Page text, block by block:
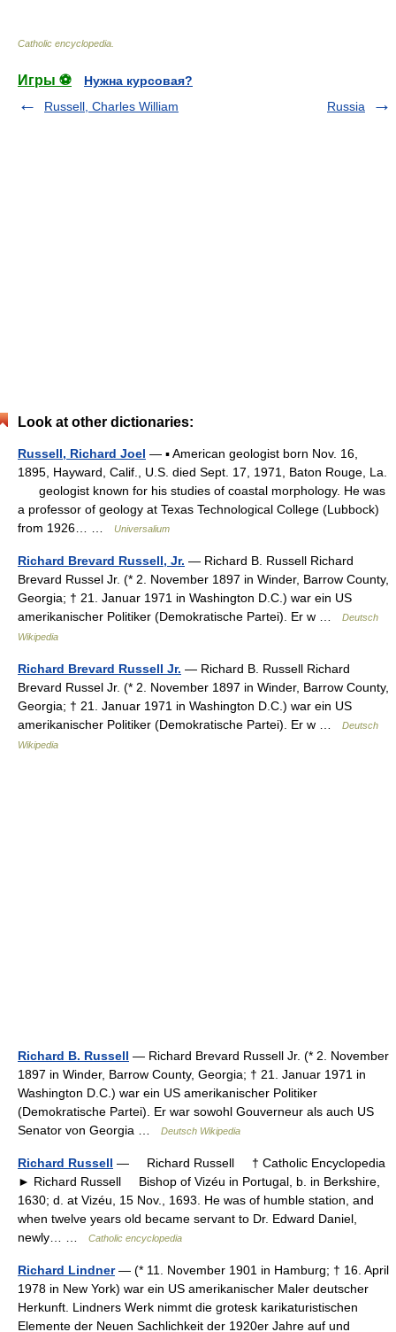
Catholic encyclopedia
Игры ⚽
Нужна курсовая?
Russell, Charles William
Russia
Look at other dictionaries:
Russell, Richard Joel — ▪ American geologist born Nov. 16,
1895, Hayward, Calif., U.S. died Sept. 17, 1971, Baton Rouge, La.
geologist known for his studies of coastal morphology. He was
a professor of geology at Texas Technological College (Lubbock)
from 1926… …
Universalium
Richard Brevard Russell, Jr. — Richard B. Russell Richard
Brevard Russel Jr. (* 2. November 1897 in Winder, Barrow County,
Georgia; † 21. Januar 1971 in Washington D.C.) war ein US
amerikanischer Politiker (Demokratische Partei). Er w …
Deutsch
Wikipedia
Richard Brevard Russell Jr. — Richard B. Russell Richard
Brevard Russel Jr. (* 2. November 1897 in Winder, Barrow County,
Georgia; † 21. Januar 1971 in Washington D.C.) war ein US
amerikanischer Politiker (Demokratische Partei). Er w …
Deutsch
Wikipedia
Richard B. Russell — Richard Brevard Russell Jr. (* 2. November
1897 in Winder, Barrow County, Georgia; † 21. Januar 1971 in
Washington D.C.) war ein US amerikanischer Politiker
(Demokratische Partei). Er war sowohl Gouverneur als auch US
Senator von Georgia …
Deutsch Wikipedia
Richard Russell — Richard Russell † Catholic Encyclopedia
► Richard Russell Bishop of Vizéu in Portugal, b. in Berkshire,
1630; d. at Vizéu, 15 Nov., 1693. He was of humble station, and
when twelve years old became servant to Dr. Edward Daniel,
newly… …
Catholic encyclopedia
Richard Lindner— (* 11. November 1901 in Hamburg; † 16. April
1978 in New York) war ein US amerikanischer Maler deutscher
Herkunft. Lindners Werk nimmt die grotesk karikaturistischen
Elemente der Neuen Sachlichkeit der 1920er Jahre auf und